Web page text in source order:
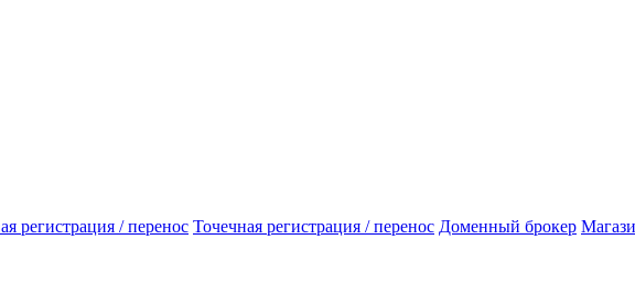
регистрация / перенос Точечная регистрация / перенос Доменный брокер